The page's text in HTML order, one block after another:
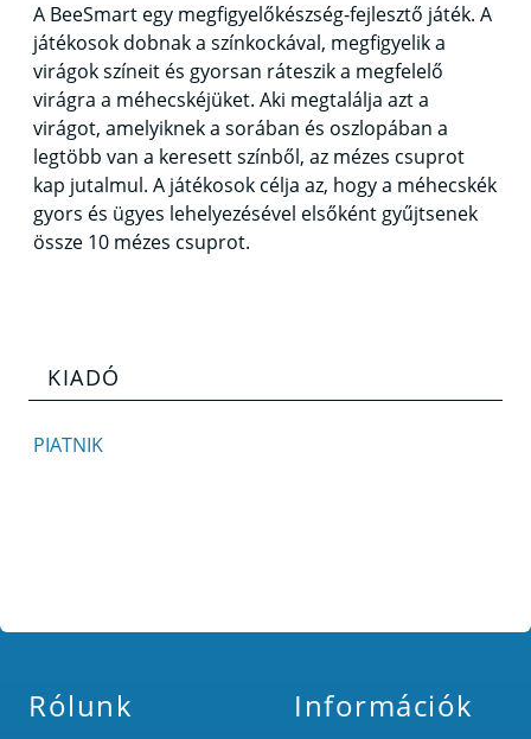
A BeeSmart egy megfigyelőkészség-fejlesztő játék. A
játékosok dobnak a színkockával, megfigyelik a
virágok színeit és gyorsan ráteszik a megfelelő
virágra a méhecskéjüket. Aki megtalálja azt a
virágot, amelyiknek a sorában és oszlopában a
legtöbb van a keresett színből, az mézes csuprot
kap jutalmul. A játékosok célja az, hogy a méhecskék
gyors és ügyes lehelyezésével elsőként gyűjtsenek
össze 10 mézes csuprot.
KIADÓ
PIATNIK
Rólunk Információk